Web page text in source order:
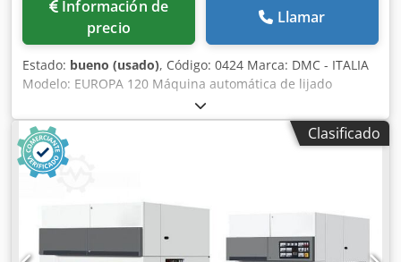
Información de
precio
Llamar
Estado: bueno (usado), Código: 0424 Marca: DMC - ITALIA
Modelo: EUROPA 120 Máquina automática de lijado
calibrador con dos bandas para madera, muebles,
elementos de decoración, marcos de madera, puertas,
paneles, materiales compuestos y otros. Datos técnicos:
Construcción robusta Ancho máximo de trabajo: 1200 mm
Altura máxima de trabajo: 170 mm Dimensiones de la
calibrador de goma - Diámetro: 220 mm - Soportes
ajustables para la presión de sujeción de la pieza - Motor:
20 CV Dcsdpfx Ajzp D Eaomhok 2.º Grupo: Plato de pulido
Clasificado